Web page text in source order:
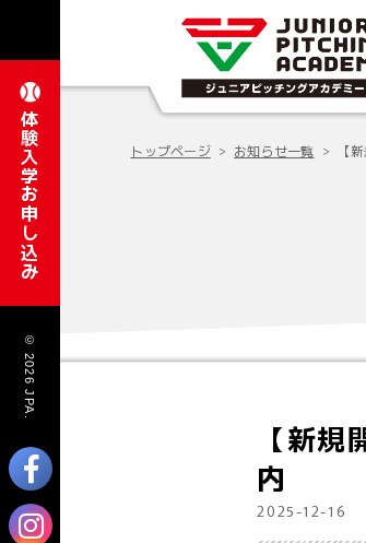
体験入学お申し込み
© 2026 JPA.
トップページ お知らせ一覧 【
【新
内
2025-12-16